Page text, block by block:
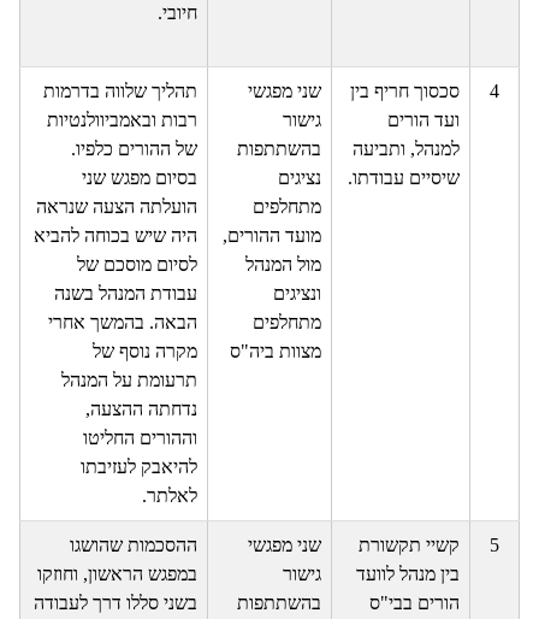
חיובי.
4
סכסוך חריף בין
ועד הורים
למנהל, ותביעה
שיסיים עבודתו.
שני מפגשי
גישור
בהשתתפות
נציגים
מתחלפים
מועד ההורים,
מול המנהל
ונציגים
מתחלפים
מצוות ביה"ס
תהליך שלווה בדרמות
רבות ובאמביוולנטיות
של ההורים כלפיו.
בסיום מפגש שני
הועלתה הצעה שנראה
היה שיש בכוחה להביא
לסיום מוסכם של
עבודת המנהל בשנה
הבאה. בהמשך אחרי
מקרה נוסף של
תרעומת על המנהל
נדחתה ההצעה,
וההורים החליטו
להיאבק לעזיבתו
לאלתר.
5
קשיי תקשורת
בין מנהל לוועד
הורים בבי"ס
שני מפגשי
גישור
בהשתתפות
ההסכמות שהושגו
במפגש הראשון, וחוזקו
בשני סללו דרך לעבודה